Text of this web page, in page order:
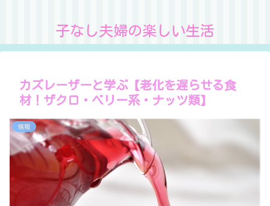
子なし夫婦の楽しい生活
カズレーザーと学ぶ【老化を遅らせる食
材！ザクロ・ベリー系・ナッツ類】
情報